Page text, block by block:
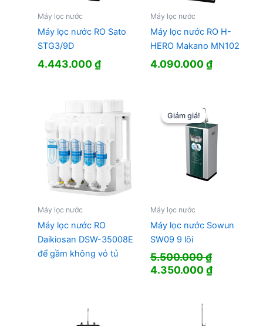
Máy lọc nước
Máy lọc nước RO Sato
STG3/9D
4.443.000₫
Máy lọc nước
Máy lọc nước RO H-
HERO Makano MN102
4.090.000₫
Máy lọc nước
Máy lọc nước RO
Daikiosan DSW-35008E
để gầm không vỏ tủ
Giảm giá!
Giảm giá!
Máy lọc nước
Máy lọc nước Sowun
SW09 9 lõi
5.500.000₫
Giá
5.500.000 ₫.
4.350.000₫Giá